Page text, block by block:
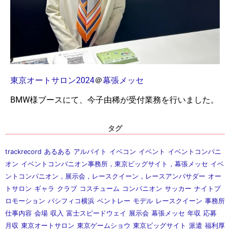
東京オートサロン2024＠幕張メッセ
BMW様ブースにて、今子由稀が受付業務を行いました。
タグ
trackrecord あるある アルバイト イベコン イベント イベントコンパニ
オン イベントコンパニオン事務所，東京ビッグサイト，幕張メッセ イベ
ントコンパニオン，展示会，レースクイーン，レースアンバサダー オー
トサロン ギャラ クラブ コスチューム コンパニオン サッカー ナイトプ
ロモーション パシフィコ横浜 ベントレー モデル レースクイーン 事務所
仕事内容 会場 収入 富士スピードウェイ 展示会 幕張メッセ 年収 応募
月収 東京オートサロン 東京ゲームショウ 東京ビッグサイト 派遣 福利厚